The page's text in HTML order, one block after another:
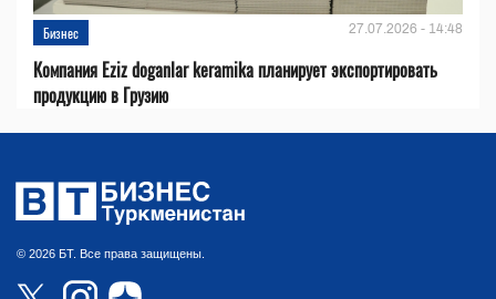
Бизнес 27.07.2026 - 14:48
Компания Eziz doganlar keramika планирует экспортировать
продукцию в Грузию
© 2026 БТ. Все права защищены.